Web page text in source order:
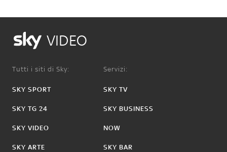
VIDEO
Tutti i siti di Sky:
SKY SPORT
SKY TG 24
SKY VIDEO
SKY ARTE
Servizi:
SKY TV
SKY BUSINESS
NOW
SKY BAR